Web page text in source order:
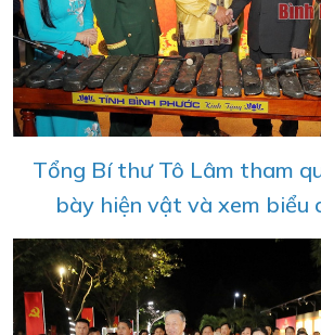
Tổng Bí thư Tô Lâm tham
bày hiện vật và xem biểu